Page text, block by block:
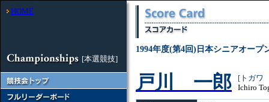
HOME
[本選競技]
1994年度(第4回)日本シニアオープ
戸川 一郎
[トガワ
Ichiro